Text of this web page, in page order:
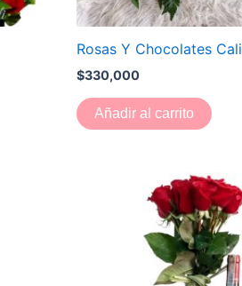
Rosas Y Chocolates Cali
$330,000
Añadir al carrito